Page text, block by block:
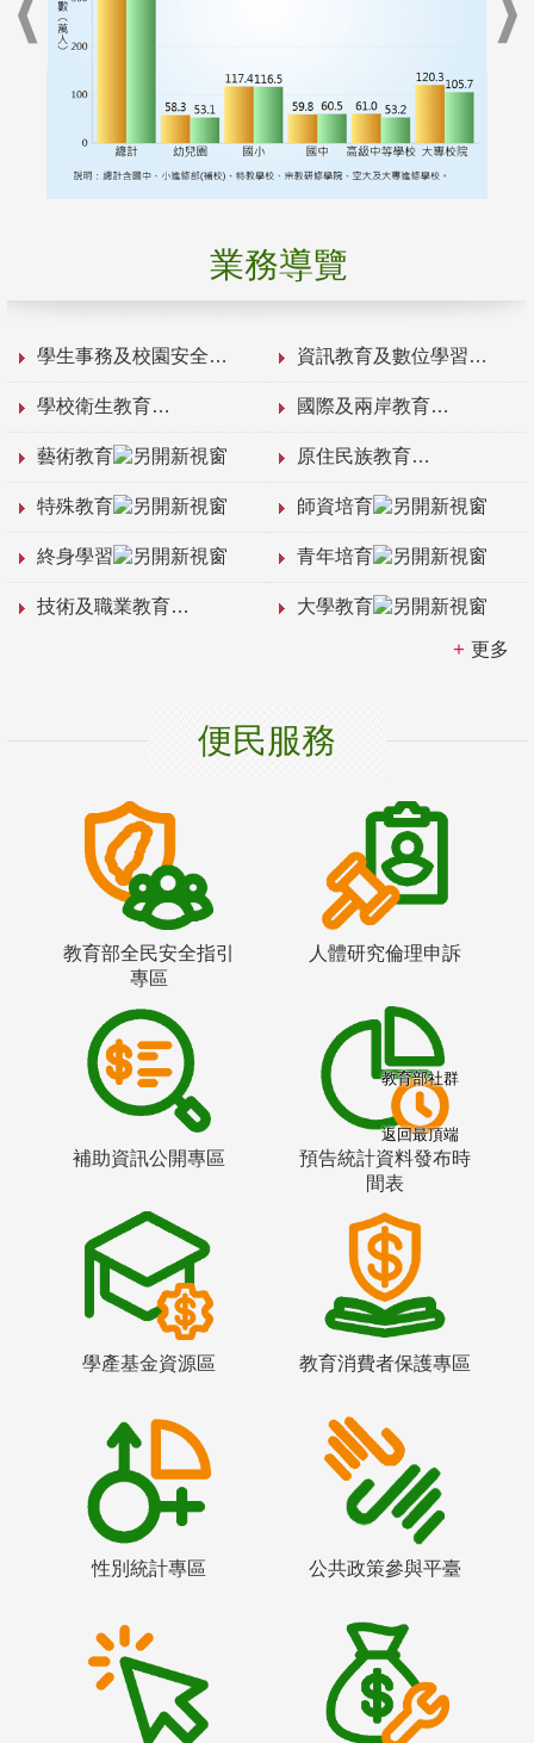
業務導覽
學生事務及校園安全 資訊教育及數位學習
學校衛生教育 國際及兩岸教育
藝術教育 原住民族教育
特殊教育 師資培育
終身學習 青年培育
技術及職業教育 大學教育
更多
便民服務
教育部全民安全指引
專區
人體研究倫理申訴
補助資訊公開專區
預告統計資料發布時
間表
學產基金資源區 教育消費者保護專區
性別統計專區 公共政策參與平臺
教育部社群
返回最頂端